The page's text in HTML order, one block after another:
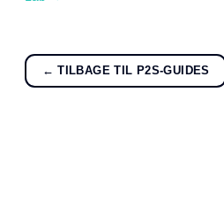
← TILBAGE TIL P2S-GUIDES